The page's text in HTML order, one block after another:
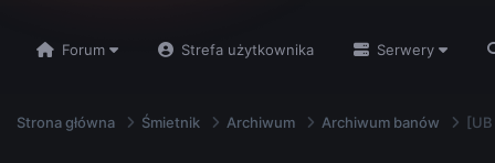
Forum Strefa użytkownika Serwery
Strona główna Śmietnik Archiwum Archiwum banów